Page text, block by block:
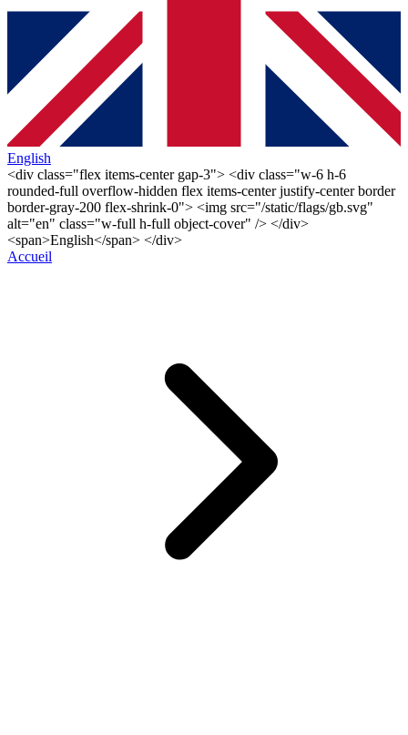
English
<div class="flex items-center gap-3"> <div class="w-6 h-6
rounded-full overflow-hidden flex items-center justify-center border
border-gray-200 flex-shrink-0"> <img src="/static/flags/gb.svg"
alt="en" class="w-full h-full object-cover" /> </div>
<span>English</span> </div>
Accueil